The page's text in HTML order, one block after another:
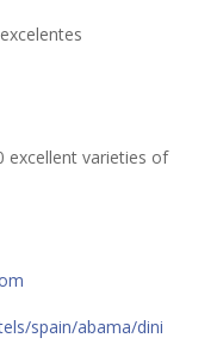
excellent varieties of
spain/abama/dini